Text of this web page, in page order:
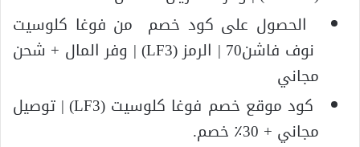
الحصول على كود خصم من فوغا كلوسيت
نوف فاشن70 | الرمز (LF3) | وفر المال + شحن
مجاني
كود موقع خصم فوغا كلوسيت (LF3) | توصيل
مجاني + 30٪ خصم.